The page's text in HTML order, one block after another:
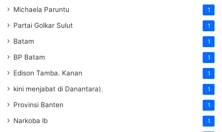
Michaela Paruntu 1
Partai Golkar Sulut 1
Batam 1
BP Batam 1
Edison Tamba. Kanan 1
kini menjabat di Danantara). 1
Provinsi Banten 1
Narkoba lb 1